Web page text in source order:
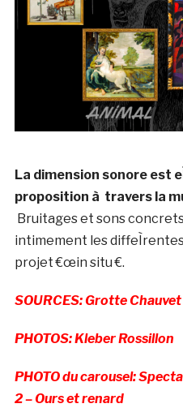
La dimension sonore est
proposition à travers la
Bruitages et sons
intimement les
projet €œin situ €.
SOURCES: Grotte
PHOTOS: Kleber Rossillon
PHOTO du carousel:
2 – Ours et renard